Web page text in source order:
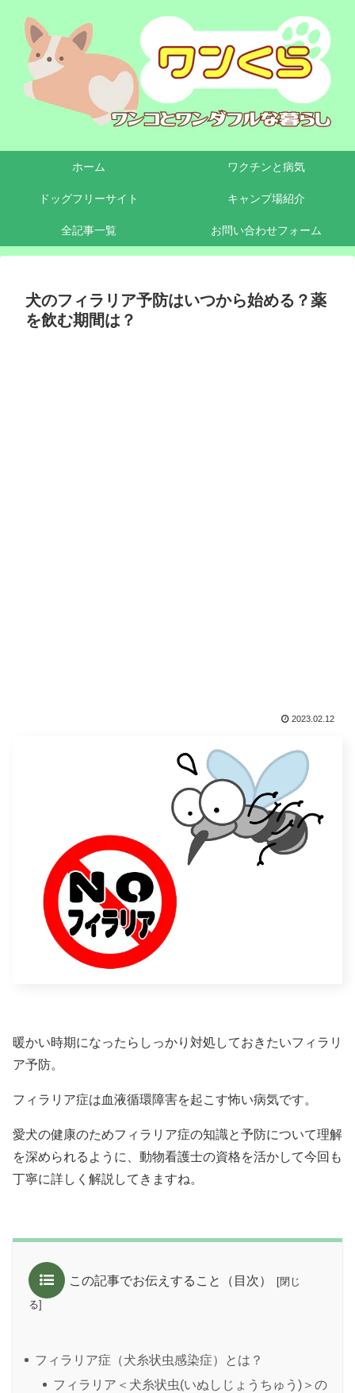
ホーム ワクチンと病気
ドッグフリーサイト キャンプ場紹介
全記事一覧 お問い合わせフォーム
犬のフィラリア予防はいつから始める？薬
を飲む期間は？
2023.02.12
暖かい時期になったらしっかり対処しておきたいフィラリ
ア予防。
フィラリア症は血液循環障害を起こす怖い病気です。
愛犬の健康のためフィラリア症の知識と予防について理解
を深められるように、動物看護士の資格を活かして今回も
丁寧に詳しく解説してきますね。
この記事でお伝えすること（目次）
フィラリア症（犬糸状虫感染症）とは？
フィラリア＜犬糸状虫(いぬしじょうちゅう)＞の